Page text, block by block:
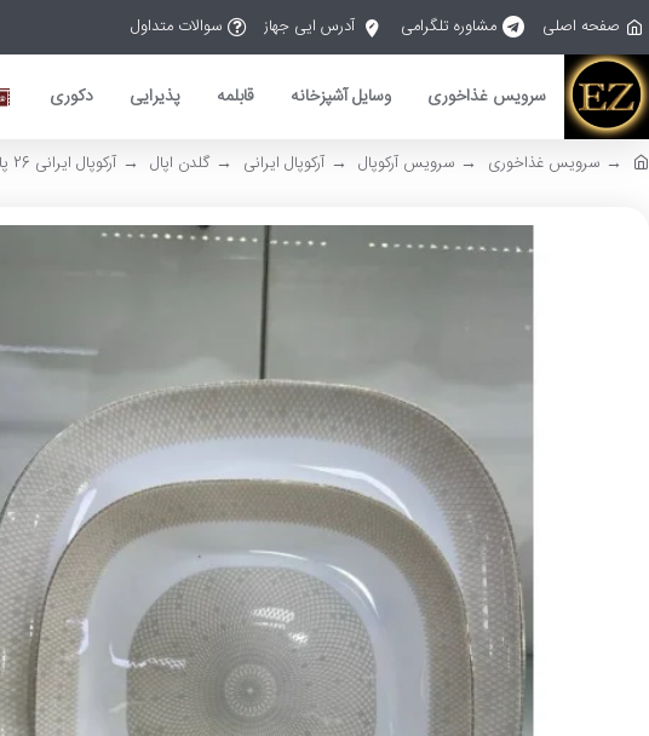
صفحه اصلی مشاوره تلگرامی آدرس ایی جهاز سوالات متداول
سرویس غذاخوری وسایل آشپزخانه قابلمه پذیرایی دکوری
سرویس غذاخوری سرویس آرکوپال آرکوپال ایرانی گلدن اپال آرکوپال ایرانی 26 پارچه دنیز چهارگوش زیتونی